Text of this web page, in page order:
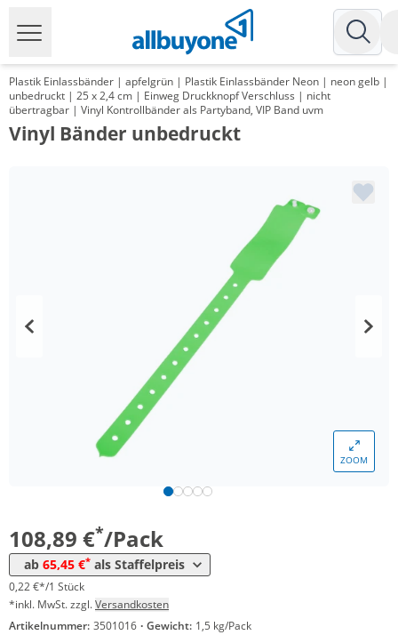
Plastik Einlassbänder | apfelgrün | Plastik Einlassbänder Neon | neon gelb |
unbedruckt | 25 x 2,4 cm | Einweg Druckknopf Verschluss | nicht
übertragbar | Vinyl Kontrollbänder als Partyband, VIP Band uvm
Vinyl Bänder unbedruckt
ZOOM
108,89 €*/Pack
ab 65,45 €* als Staffelpreis
95,20 €*
89,25 €
ab 20 Pack
71,40 €
0,22 €*/1 Stück
*inkl. MwSt. zzgl.Versandkosten
Artikelnummer: 3501016 · Gewicht: 1,5 kg/Pack